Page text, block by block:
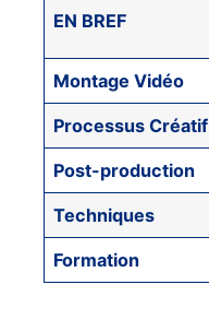
EN BREF
Montage Vidéo
Processus Créatif
Post-production
Techniques
Formation